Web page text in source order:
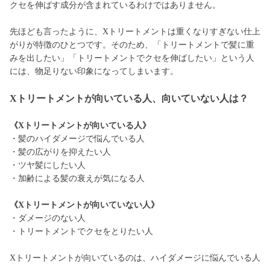
クセを伸ばす成分が含まれているわけではありません。
先ほども言ったように、Xトリートメントは重くなりすぎない仕上
がりが特徴のひとつです。そのため、「トリートメントで髪に重
みを出したい」「トリートメントでクセを伸ばしたい」という人
には、物足りない印象になってしまいます。
Xトリートメントが向いている人、向いていない人は？
《Xトリートメントが向いている人》
・髪のハイダメージで悩んでいる人
・髪の広がりを抑えたい人
・ツヤ髪にしたい人
・加齢による髪の衰えが気になる人
《Xトリートメントが向いていない人》
・ダメージのない人
・トリートメントでクセをとりたい人
Xトリートメントが向いているのは、ハイダメージに悩んでいる人